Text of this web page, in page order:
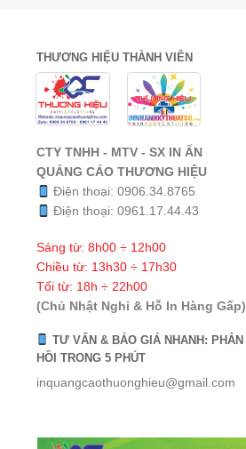
THƯƠNG HIỆU THÀNH VIÊN
CTY TNHH - MTV - SX IN ẤN
QUẢNG CÁO THƯƠNG HIỆU
Điện thoại:0906.34.8765
Điện thoại:0961.17.44.43
Sáng từ: 8h00 ÷ 12h00
Chiều từ: 13h30 ÷ 17h30
Tối từ: 18h ÷ 22h00
(Chủ Nhật Nghỉ & Hỗ In Hàng Gấp)
TƯ VẤN & BÁO GIÁ NHANH: PHẢN
HỒI TRONG 5 PHÚT
inquangcaothuonghieu@gmail.com